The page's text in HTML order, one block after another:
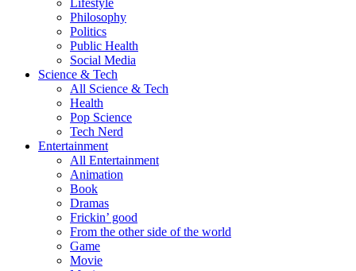
Lifestyle
Philosophy
Politics
Public Health
Social Media
Science & Tech
All Science & Tech
Health
Pop Science
Tech Nerd
Entertainment
All Entertainment
Animation
Book
Dramas
Frickin’ good
From the other side of the world
Game
Movie